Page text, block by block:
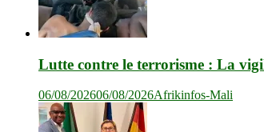
Lutte contre le terrorisme : La
06/08/202606/08/2026Afrikinfos-Mali